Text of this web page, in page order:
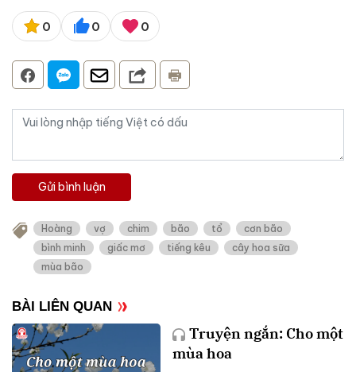
0 0 0
Gửi bình luận
Hoàng vợ chim bão tổ
cơn bão
bình minh
giấc mơ tiếng kêu
cây hoa sữa
mùa bão
BÀI LIÊN QUAN
Truyện ngắn: Cho một
mùa hoa